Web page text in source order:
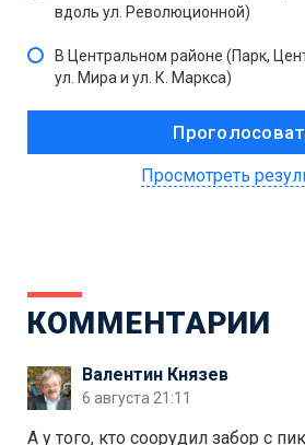
вдоль ул. Революционной)
В Центральном районе (Парк,
ул. Мира и ул. К. Маркса)
Просмотреть
КОММЕНТАРИИ
Валентин Князев
6 августа 21:11
А у того, кто соорудил забор с